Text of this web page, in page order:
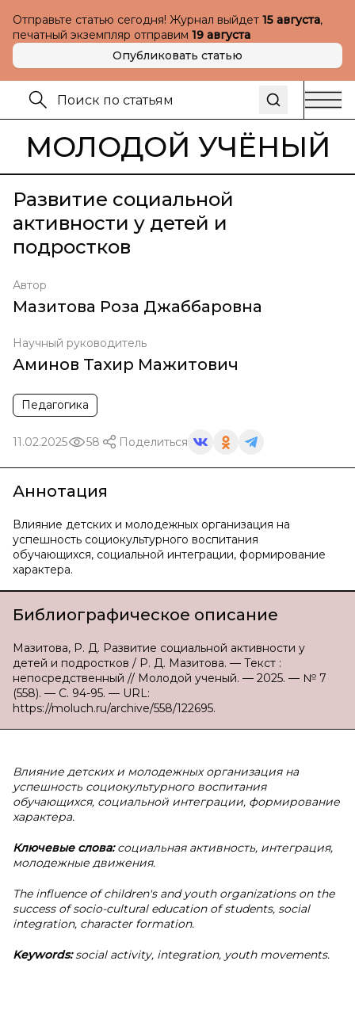
Отправьте статью сегодня! Журнал выйдет 15 августа,
печатный экземпляр отправим 19 августа
Опубликовать статью
МОЛОДОЙ УЧЁНЫЙ
Развитие социальной
активности у детей и
подростков
Автор
Мазитова Роза Джаббаровна
Научный руководитель
Аминов Тахир Мажитович
Педагогика
11.02.2025 58 Поделиться
Аннотация
Влияние детских и молодежных организация на
успешность социокультурного воспитания
обучающихся, социальной интеграции, формирование
характера.
Библиографическое описание
Мазитова, Р. Д. Развитие социальной активности у
детей и подростков / Р. Д. Мазитова. — Текст :
непосредственный // Молодой ученый. — 2025. — № 7
(558). — С. 94-95. — URL:
https://moluch.ru/archive/558/122695.
Влияние детских и молодежных организация на
успешность социокультурного воспитания
обучающихся, социальной интеграции, формирование
характера.
Ключевые слова:социальная активность, интеграция,
молодежные движения.
The influence of children's and youth organizations on the
success of socio-cultural education of students, social
integration, character formation.
Keywords:social activity, integration, youth movements.